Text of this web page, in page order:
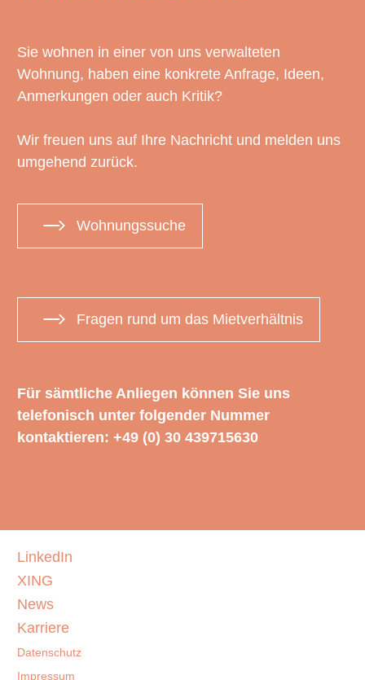
Sie wohnen in einer von uns verwalteten
Wohnung, haben eine konkrete Anfrage, Ideen,
Anmerkungen oder auch Kritik?
Wir freuen uns auf Ihre Nachricht und melden uns
umgehend zurück.
Wohnungssuche
Fragen rund um das Mietverhältnis
Für sämtliche Anliegen können Sie uns
telefonisch unter folgender Nummer
kontaktieren: +49 (0) 30 439715630
LinkedIn
XING
News
Karriere
Datenschutz
Impressum